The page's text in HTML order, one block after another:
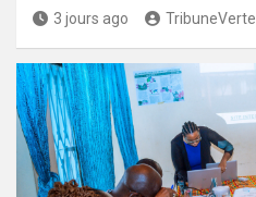
3 jours ago TribuneVerte